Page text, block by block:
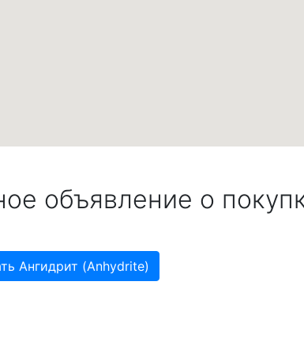
объявление о
Ангидрит (Anhydrite)